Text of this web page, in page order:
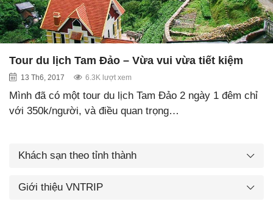
Tour du lịch Tam Đảo – Vừa vui vừa tiết kiệm
13 Th6, 2017 6.3K lượt xem
Mình đã có một tour du lịch Tam Đảo 2 ngày 1 đêm chỉ
với 350k/người, và điều quan trọng…
Khách sạn theo tỉnh thành
Giới thiệu VNTRIP